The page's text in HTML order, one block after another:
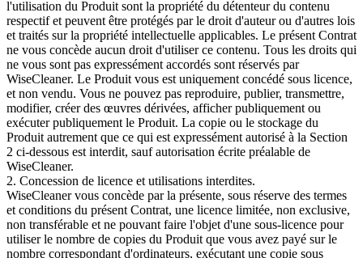
l'utilisation du Produit sont la propriété du détenteur du contenu
respectif et peuvent être protégés par le droit d'auteur ou d'autres lois
et traités sur la propriété intellectuelle applicables. Le présent Contrat
ne vous concède aucun droit d'utiliser ce contenu. Tous les droits qui
ne vous sont pas expressément accordés sont réservés par
WiseCleaner. Le Produit vous est uniquement concédé sous licence,
et non vendu. Vous ne pouvez pas reproduire, publier, transmettre,
modifier, créer des œuvres dérivées, afficher publiquement ou
exécuter publiquement le Produit. La copie ou le stockage du
Produit autrement que ce qui est expressément autorisé à la Section
2 ci-dessous est interdit, sauf autorisation écrite préalable de
WiseCleaner.
2. Concession de licence et utilisations interdites.
WiseCleaner vous concède par la présente, sous réserve des termes
et conditions du présent Contrat, une licence limitée, non exclusive,
non transférable et ne pouvant faire l'objet d'une sous-licence pour
utiliser le nombre de copies du Produit que vous avez payé sur le
nombre correspondant d'ordinateurs, exécutant une copie sous